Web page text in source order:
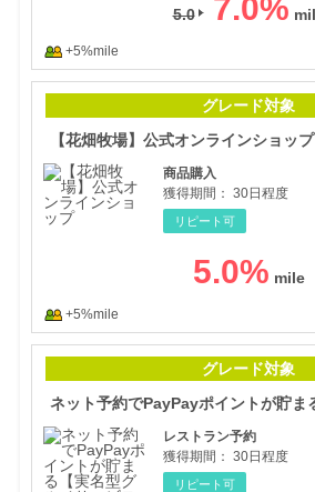
5.0 7.0%
+5%mile
グレード対象
【花畑牧場】公式オンラインショップ
商品購入
獲得期間： 30日程度
リピート可
5.0%
+5%mile
グレード対象
レストラン予約
獲得期間： 30日程度
リピート可